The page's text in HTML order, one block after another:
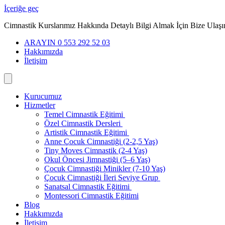
İçeriğe geç
Cimnastik Kurslarımız Hakkında Detaylı Bilgi Almak İçin Bize
ARAYIN 0 553 292 52 03
Hakkımızda
İletişim
Kurucumuz
Hizmetler
Temel Cimnastik Eğitimi
Özel Cimnastik Dersleri
Artistik Cimnastik Eğitimi
Anne Çocuk Cimnastiği (2-2,5 Yaş)
Tiny Moves Cimnastik (2-4 Yaş)
Okul Öncesi Jimnastiği (5–6 Yaş)
Çocuk Cimnastiği Minikler (7-10 Yaş)
Çocuk Cimnastiği İleri Seviye Grup
Sanatsal Cimnastik Eğitimi
Montessori Cimnastik Eğitimi
Blog
Hakkımızda
İletişim